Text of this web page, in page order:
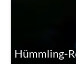
Hümmling-